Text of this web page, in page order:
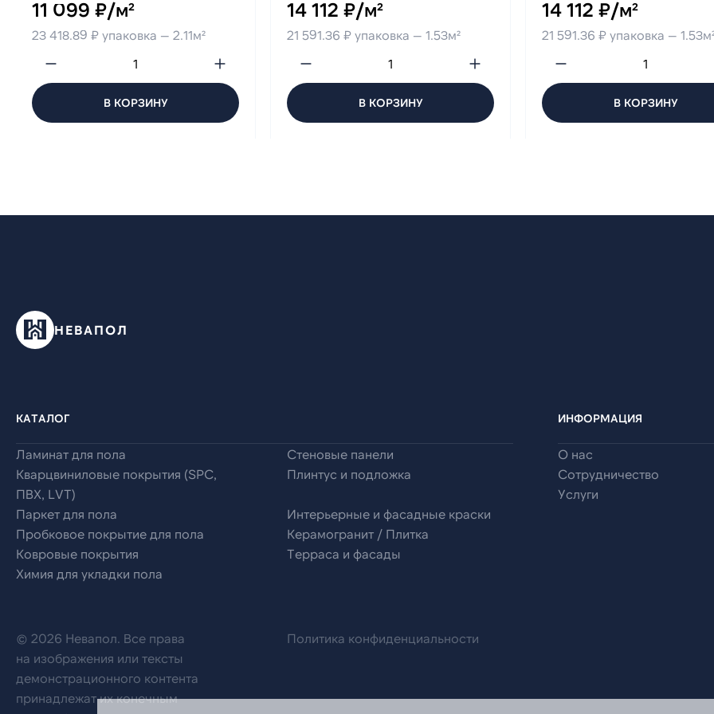
11 099 ₽/м²
23 418.89 ₽ упаковка — 2.11м²
В КОРЗИНУ
14 112 ₽/м²
21 591.36 ₽ упаковка — 1.53м²
В КОРЗИНУ
14 112 ₽/м²
21 591.36 ₽ упаковка —
В КОРЗИНУ
НЕВАПОЛ
КАТАЛОГ
Ламинат для пола
Кварцвиниловые покрытия (SPC,
ПВХ, LVT)
Паркет для пола
Пробковое покрытие для пола
Ковровые покрытия
Химия для укладки пола
Стеновые панели
Плинтус и подложка
Интерьерные и фасадные краски
Керамогранит / Плитка
Терраса и фасады
ИНФОРМАЦИЯ
О нас
Сотрудничество
Услуги
© 2026 Невапол. Все права
на изображения или тексты
демонстрационного контента
принадлежат их конечным
Политика конфиденциальности